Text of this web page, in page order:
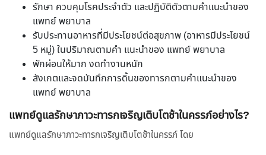
รักษา ควบคุมโรคประจำตัว และปฏิบัติตัวตามคำแนะนำของ
แพทย์ พยาบาล
รับประทานอาหารที่มีประโยชน์ต่อสุขภาพ (อาหารมีประโยชน์
5 หมู่) ในปริมาณตามคำ แนะนำของ แพทย์ พยาบาล
พักผ่อนให้มาก งดทำงานหนัก
สังเกตและจดบันทึกการดิ้นของทารกตามคำแนะนำของ
แพทย์ พยาบาล
แพทย์ดูแลรักษาภาวะทารกเจริญเติบโตช้าในครรภ์อย่างไร?
แพทย์ดูแลรักษาภาวะทารกเจริญเติบโตช้าในครรภ์ โดย